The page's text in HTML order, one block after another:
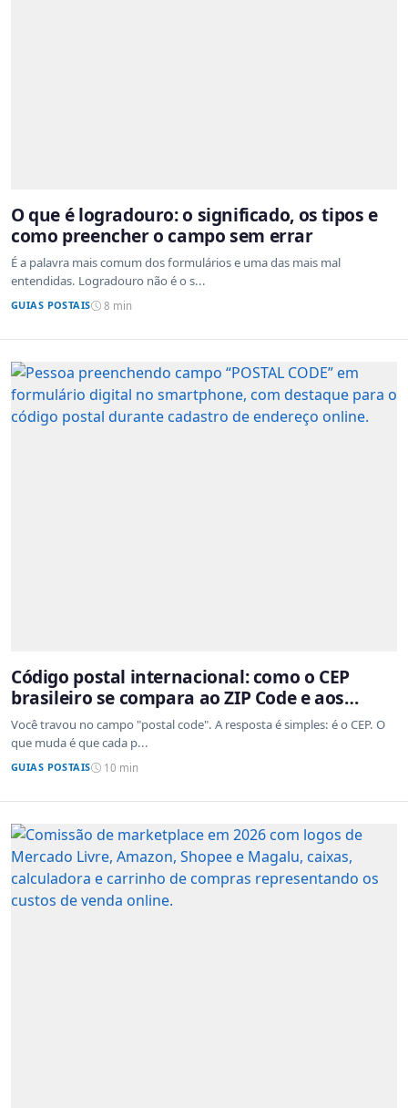
O que é logradouro: o significado, os tipos e
como preencher o campo sem errar
É a palavra mais comum dos formulários e uma das mais mal
entendidas. Logradouro não é o s...
GUIAS POSTAIS 8 min
Código postal internacional: como o CEP
brasileiro se compara ao ZIP Code e aos
sistemas de outros países
Você travou no campo "postal code". A resposta é simples: é o CEP. O
que muda é que cada p...
GUIAS POSTAIS 10 min